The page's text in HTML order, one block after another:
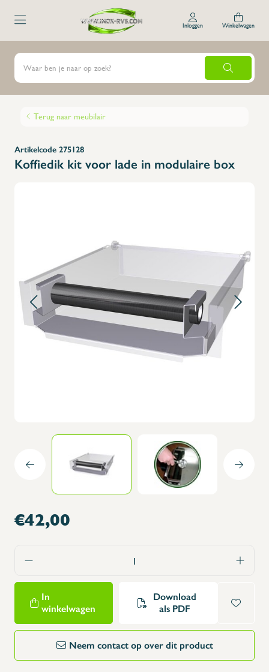
Inloggen Winkelwagen
Terug naar meubilair
Artikelcode 275128
Koffiedik kit voor lade in modulaire box
€42,00
In
winkelwagen
Download
als PDF
Neem contact op over dit product